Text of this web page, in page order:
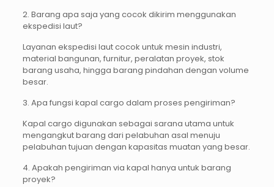
2. Barang apa saja yang cocok dikirim menggunakan
ekspedisi laut?
Layanan ekspedisi laut cocok untuk mesin industri,
material bangunan, furnitur, peralatan proyek, stok
barang usaha, hingga barang pindahan dengan volume
besar.
3. Apa fungsi kapal cargo dalam proses pengiriman?
Kapal cargo digunakan sebagai sarana utama untuk
mengangkut barang dari pelabuhan asal menuju
pelabuhan tujuan dengan kapasitas muatan yang besar.
4. Apakah pengiriman via kapal hanya untuk barang
proyek?